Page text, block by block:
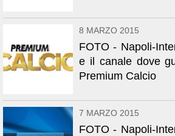
8 MARZO 2015
FOTO - Napoli-
e il canale dove
Premium Calcio
7 MARZO 2015
FOTO - Napoli-